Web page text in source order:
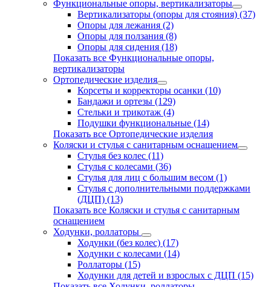
Функциональные опоры, вертикализаторы
Вертикализаторы (опоры для стояния) (37)
Опоры для лежания (2)
Опоры для ползания (8)
Опоры для сидения (18)
Показать все Функциональные опоры,
вертикализаторы
Ортопедические изделия
Корсеты и корректоры осанки (10)
Бандажи и ортезы (129)
Стельки и трикотаж (4)
Подушки функциональные (14)
Показать все Ортопедические изделия
Коляски и стулья с санитарным оснащением
Стулья без колес (11)
Стулья с колесами (36)
Стулья для лиц с большим весом (1)
Стулья с дополнительными поддержками
(ДЦП) (13)
Показать все Коляски и стулья с санитарным
оснащением
Ходунки, роллаторы
Ходунки (без колес) (17)
Ходунки с колесами (14)
Роллаторы (15)
Ходунки для детей и взрослых с ДЦП (15)